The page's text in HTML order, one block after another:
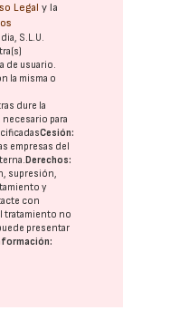
Legal y la
S.L.U.
de usuario.
la misma o
dure la
para
Cesión:
empresas del
Derechos:
supresión,
y
con
tratamiento no
presentar